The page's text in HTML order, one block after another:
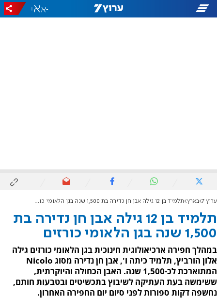
-
+
ערוץ 7 בארץ תלמיד בן 12 גילה אבן חן נדירה בת 1,500 שנה בגן הלאומי כורזים
תלמיד בן 12 גילה אבן חן נדירה בת
1,500 שנה בגן הלאומי כורזים
במהלך חפירה ארכיאולוגית חינוכית בגן הלאומי כורזים גילה
אלון הורביץ, תלמיד כיתה ו', אבן חן נדירה מסוג Nicolo
המתוארכת לכ-1,500 שנה. האבן הכחולה והיוקרתית,
ששימשה בעת העתיקה לשיבוץ בתכשיטים ובטבעות חותם,
נחשפה דקות ספורות לפני סיום יום החפירה האחרון.